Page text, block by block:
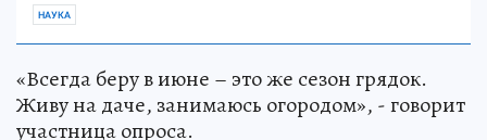
НАУКА
«Всегда беру в июне – это же сезон грядок.
Живу на даче, занимаюсь огородом», - говорит
участница опроса.